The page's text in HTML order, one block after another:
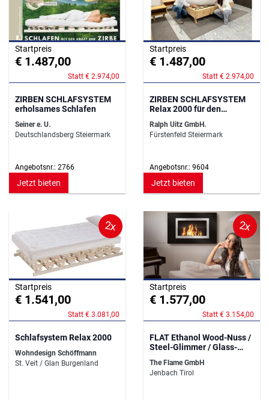
Startpreis
€ 1.487,00
Statt € 2.974,00
ZIRBEN SCHLAFSYSTEM
erholsames Schlafen
Seiner e. U.
Deutschlandsberg Steiermark
Angebotsnr.: 2766
Jetzt bieten
Startpreis
€ 1.487,00
Statt € 2.974,00
ZIRBEN SCHLAFSYSTEM
Relax 2000 für den
Ralph Uitz GmbH.
Fürstenfeld Steiermark
Angebotsnr.: 9604
Jetzt bieten
2x
Startpreis
€ 1.541,00
Statt € 3.081,00
Schlafsystem Relax 2000
Wohndesign Schöffmann
St. Veit / Glan Burgenland
2x
Startpreis
€ 1.577,00
Statt € 3.154,00
FLAT Ethanol Wood-Nuss /
Steel-Glimmer / Glass-
The Flame GmbH
Jenbach Tirol